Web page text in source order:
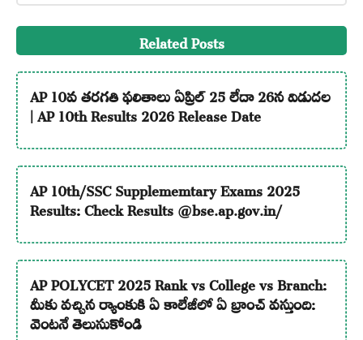
Related Posts
AP 10వ తరగతి ఫలితాలు ఏప్రిల్ 25 లేదా 26న విడుదల
| AP 10th Results 2026 Release Date
AP 10th/SSC Supplememtary Exams 2025
Results: Check Results @bse.ap.gov.in/
AP POLYCET 2025 Rank vs College vs Branch:
మీకు వచ్చిన ర్యాంకుకి ఏ కాలేజీలో ఏ బ్రాంచ్ వస్తుంది:
వెంటనే తెలుసుకోండి